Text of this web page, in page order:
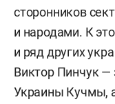
сторонников
и народами. К
и ряд других
Виктор Пинчук —
Украины Кучмы,